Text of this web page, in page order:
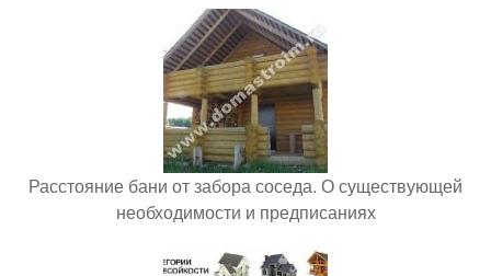
Расстояние бани от забора соседа. О существующей
необходимости и предписаниях